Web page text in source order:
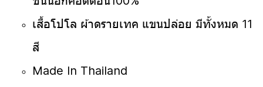
เสื้อโปโล ผ้าดรายเทค แขนปล่อย มีทั้งหมด 11
สี
Made In Thailand